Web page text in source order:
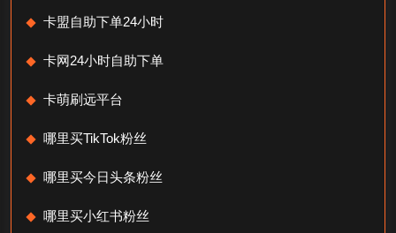
卡盟自助下单24小时
卡网24小时自助下单
卡萌刷远平台
哪里买TikTok粉丝
哪里买今日头条粉丝
哪里买小红书粉丝